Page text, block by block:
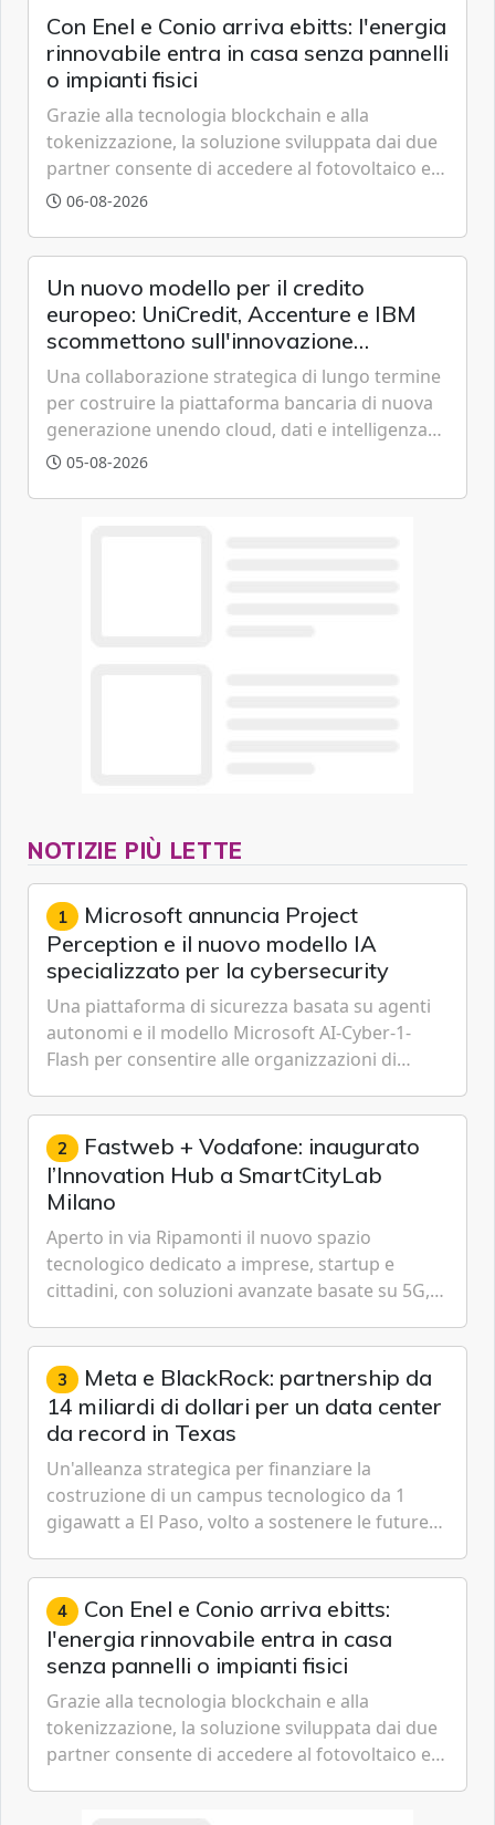
Con Enel e Conio arriva ebitts: l'energia
rinnovabile entra in casa senza pannelli
o impianti fisici
Grazie alla tecnologia blockchain e alla
tokenizzazione, la soluzione sviluppata dai due
partner consente di accedere al fotovoltaico e
all'eolico ottenendo risparmi diretti in bolletta,
06-08-2026
Un nuovo modello per il credito
europeo: UniCredit, Accenture e IBM
scommettono sull'innovazione
tecnologica
Una collaborazione strategica di lungo termine
per costruire la piattaforma bancaria di nuova
generazione unendo cloud, dati e intelligenza
artificiale.
05-08-2026
NOTIZIE PIÙ LETTE
1 Microsoft annuncia Project
Perception e il nuovo modello IA
specializzato per la cybersecurity
Una piattaforma di sicurezza basata su agenti
autonomi e il modello Microsoft AI-Cyber-1-
Flash per consentire alle organizzazioni di
gestione continua del rischio.
2 Fastweb + Vodafone: inaugurato
l’Innovation Hub a SmartCityLab
Milano
Aperto in via Ripamonti il nuovo spazio
tecnologico dedicato a imprese, startup e
cittadini, con soluzioni avanzate basate su 5G,
Cybersecurity.
3 Meta e BlackRock: partnership da
14 miliardi di dollari per un data center
da record in Texas
Un'alleanza strategica per finanziare la
costruzione di un campus tecnologico da 1
gigawatt a El Paso, volto a sostenere le future
artificiale dell'azienda di Mark Zuckerberg.
4 Con Enel e Conio arriva ebitts:
l'energia rinnovabile entra in casa
senza pannelli o impianti fisici
Grazie alla tecnologia blockchain e alla
tokenizzazione, la soluzione sviluppata dai due
partner consente di accedere al fotovoltaico e